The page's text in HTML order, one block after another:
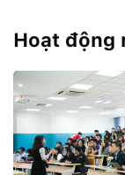
Hoạt động